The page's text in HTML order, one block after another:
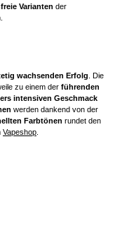
Varianten der
wachsenden Erfolg . Die
zu einem der führenden
intensiven Geschmack
werden dankend von der
Farbtönen rundet den
Vapeshop